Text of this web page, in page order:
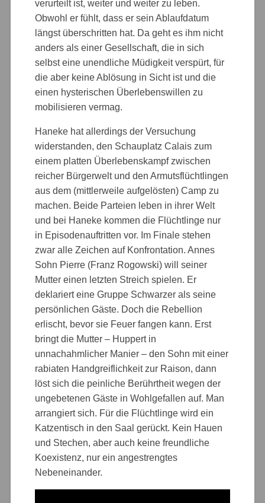
verurteilt ist, weiter und weiter zu leben.
Obwohl er fühlt, dass er sein Ablaufdatum
längst überschritten hat. Da geht es ihm nicht
anders als einer Gesellschaft, die in sich
selbst eine unendliche Müdigkeit verspürt, für
die aber keine Ablösung in Sicht ist und die
einen hysterischen Überlebenswillen zu
mobilisieren vermag.
Haneke hat allerdings der Versuchung
widerstanden, den Schauplatz Calais zum
einem platten Überlebenskampf zwischen
reicher Bürgerwelt und den Armutsflüchtlingen
aus dem (mittlerweile aufgelösten) Camp zu
machen. Beide Parteien leben in ihrer Welt
und bei Haneke kommen die Flüchtlinge nur
in Episodenauftritten vor. Im Finale stehen
zwar alle Zeichen auf Konfrontation. Annes
Sohn Pierre (Franz Rogowski) will seiner
Mutter einen letzten Streich spielen. Er
deklariert eine Gruppe Schwarzer als seine
persönlichen Gäste. Doch die Rebellion
erlischt, bevor sie Feuer fangen kann. Erst
bringt die Mutter – Huppert in
unnachahmlicher Manier – den Sohn mit einer
rabiaten Handgreiflichkeit zur Raison, dann
löst sich die peinliche Berührtheit wegen der
ungebetenen Gäste in Wohlgefallen auf. Man
arrangiert sich. Für die Flüchtlinge wird ein
Katzentisch in den Saal gerückt. Kein Hauen
und Stechen, aber auch keine freundliche
Koexistenz, nur ein angestrengtes
Nebeneinander.